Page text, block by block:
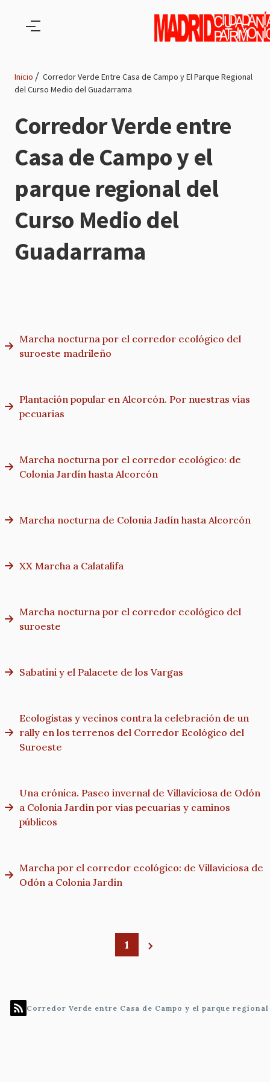
de
navegación
Inicio
Corredor Verde Entre Casa de Campo y El Parque Regional
del Curso Medio del Guadarrama
Corredor Verde entre
Casa de Campo y el
parque regional del
Curso Medio del
Guadarrama
Marcha nocturna por el corredor ecológico del
suroeste madrileño
Plantación popular en Alcorcón. Por nuestras vías
pecuarias
Marcha nocturna por el corredor ecológico: de
Colonia Jardín hasta Alcorcón
Marcha nocturna de Colonia Jadín hasta Alcorcón
XX Marcha a Calatalifa
Marcha nocturna por el corredor ecológico del
suroeste
Sabatini y el Palacete de los Vargas
Ecologistas y vecinos contra la celebración de un
rally en los terrenos del Corredor Ecológico del
Suroeste
Una crónica. Paseo invernal de Villaviciosa de Odón
a Colonia Jardín por vías pecuarias y caminos
públicos
Marcha por el corredor ecológico: de Villaviciosa de
Odón a Colonia Jardín
1
Corredor Verde entre Casa de Campo y el parque